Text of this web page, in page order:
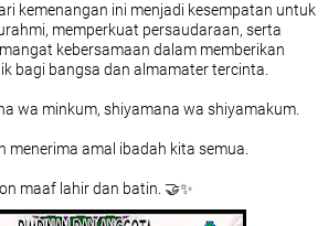
kemenangan ini menjadi kesempatan untuk
memperkuat persaudaraan, serta
kebersamaan dalam memberikan
bagi bangsa dan almamater tercinta.
wa minkum, shiyamana wa shiyamakum.
menerima amal ibadah kita semua.
maaf lahir dan batin. 🤝✨